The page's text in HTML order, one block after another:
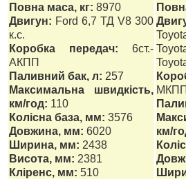
Повна маса, кг: 8970
Двигун: Ford 6,7 ТД V8 300
к.с.
Коробка передач: 6ст.-
АКПП
Паливний бак, л: 257
Максимальна швидкість,
км/год: 110
Колісна база, мм: 3576
Довжина, мм: 6020
Ширина, мм: 2438
Висота, мм: 2381
Кліренс, мм: 510
МКПП
км/